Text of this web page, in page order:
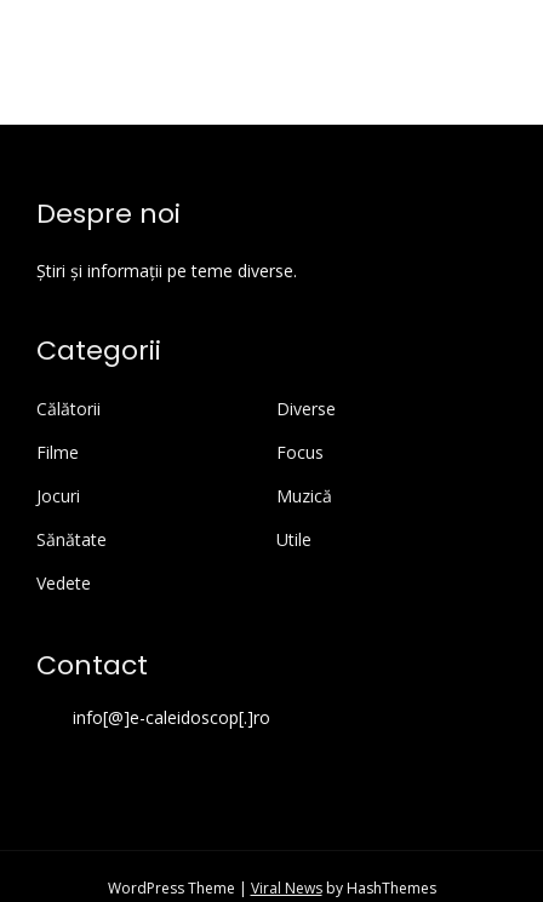
Despre noi
Știri și informații pe teme diverse.
Categorii
Călătorii
Diverse
Filme
Focus
Jocuri
Muzică
Sănătate
Utile
Vedete
Contact
info[@]e-caleidoscop[.]ro
WordPress Theme | Viral Newsby HashThemes